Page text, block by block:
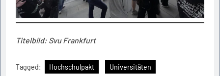
Titelbild: Svu Frankfurt
Tagged: Hochschulpakt Universitäten